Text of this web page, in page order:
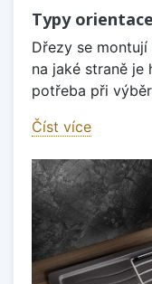
Typy
Dřezy se
na jaké straně je
potřeba při
Číst více